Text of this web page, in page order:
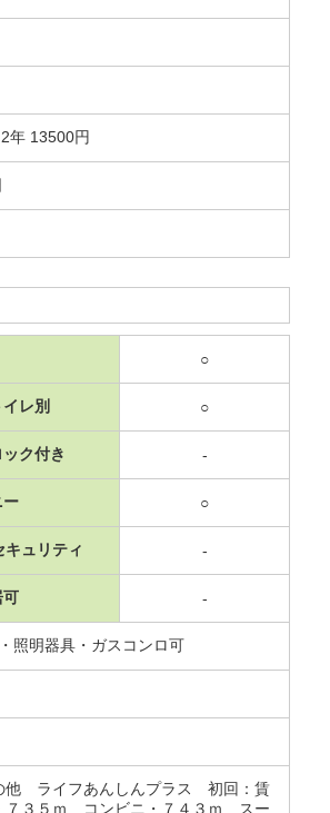
年 13500円
○
レ別 ○
ク付き -
ー ○
キュリティ -
可 -
照明器具・ガスコンロ可
他 ライフあんしんプラス 初回：賃
７３５ｍ コンビニ・７４３ｍ スー